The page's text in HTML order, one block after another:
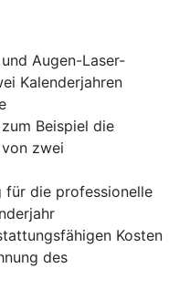
Augen-Laser-
Kalenderjahren
Beispiel die
zwei
für die professionelle
Kosten
des